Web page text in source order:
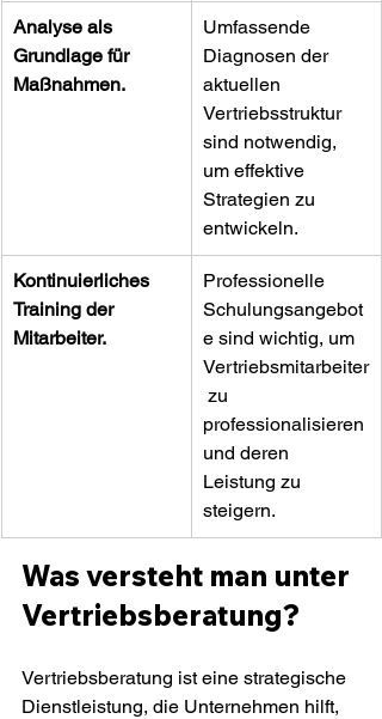
Analyse als
Grundlage für
Maßnahmen.
Umfassende
Diagnosen der
aktuellen
Vertriebsstruktur
sind notwendig,
um effektive
Strategien zu
entwickeln.
Kontinuierliches
Training der
Mitarbeiter.
Professionelle
Schulungsangebot
e sind wichtig, um
Vertriebsmitarbeiter
zu
professionalisieren
und deren
Leistung zu
steigern.
Was versteht man unter
Vertriebsberatung?
Vertriebsberatung ist eine strategische
Dienstleistung, die Unternehmen hilft,